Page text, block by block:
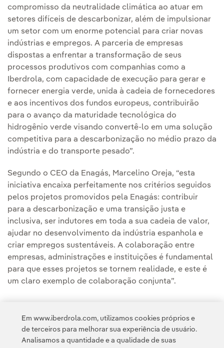
compromisso da neutralidade climática ao atuar em
setores difíceis de descarbonizar, além de impulsionar
um setor com um enorme potencial para criar novas
indústrias e empregos. A parceria de empresas
dispostas a enfrentar a transformação de seus
processos produtivos com companhias como a
Iberdrola, com capacidade de execução para gerar e
fornecer energia verde, unida à cadeia de fornecedores
e aos incentivos dos fundos europeus, contribuirão
para o avanço da maturidade tecnológica do
hidrogênio verde visando convertê-lo em uma solução
competitiva para a descarbonização no médio prazo da
indústria e do transporte pesado”.
Segundo o CEO da Enagás, Marcelino Oreja, “esta
iniciativa encaixa perfeitamente nos critérios seguidos
pelos projetos promovidos pela Enagás: contribuir
para a descarbonização e uma transição justa e
inclusiva, ser indutores em toda a sua cadeia de valor,
ajudar no desenvolvimento da indústria espanhola e
criar empregos sustentáveis. A colaboração entre
empresas, administrações e instituições é fundamental
para que esses projetos se tornem realidade, e este é
um claro exemplo de colaboração conjunta”.
Acesso a informação legal
Em www.iberdrola.com, utilizamos cookies próprios e
de terceiros para melhorar sua experiência de usuário.
Analisamos a quantidade e a qualidade de suas